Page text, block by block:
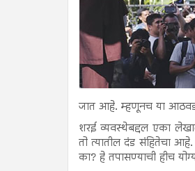
जात आहे. म्हणूनच या
शरई व्यवस्थेबद्दल एका
तो त्यातील दंड संहितेचा
का? हे तपासण्याची हीच